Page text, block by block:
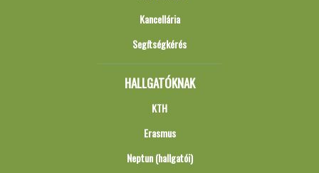
Kancellária
Segítségkérés
HALLGATÓKNAK
KTH
Erasmus
Neptun (hallgatói)